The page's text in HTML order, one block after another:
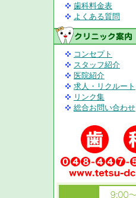
歯科料金表
よくある質問
コンセプト
スタッフ紹介
医院紹介
求人・リクルート
リンク集
総合お問い合わせ